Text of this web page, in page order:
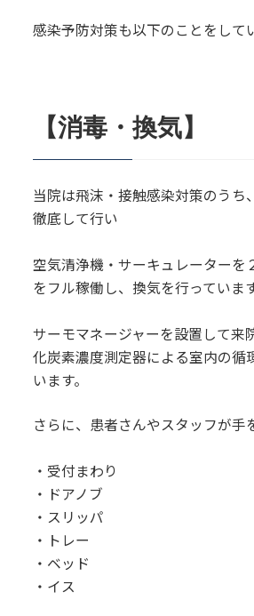
感染予防対策も以下のことをして
【消毒・換気】
当院は飛沫・接触感染対策のうち
徹底して行い
空気清浄機・サーキュレーターを
をフル稼働し、換気を行っています
サーモマネージャーを設置して来
化炭素濃度測定器による室内の循
います。
さらに、患者さんやスタッフが手
・受付まわり
・ドアノブ
・スリッパ
・トレー
・ベッド
・イス